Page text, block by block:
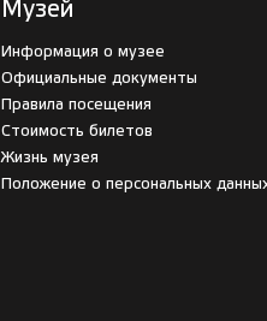
Музей
Информация о музее
Официальные документы
Правила посещения
Стоимость билетов
Жизнь музея
Положение о персональных